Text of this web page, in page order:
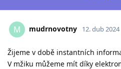
M mudrnovotny 12. dub 2024
Žijeme v době instantních
V mžiku můžeme mít díky